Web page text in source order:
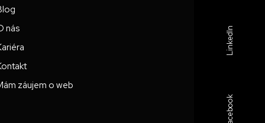
LinkedIn
Facebook
nás
záujem o web